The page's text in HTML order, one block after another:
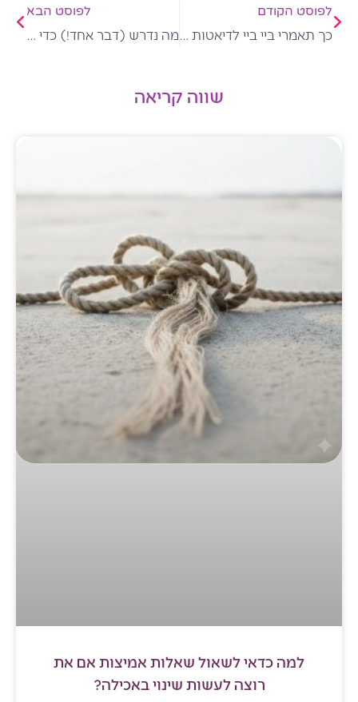
לפוסט הקודם
כך תאמרי ביי ביי לדיאטות – שיטת חופש מאוכל: מהלכה למעשה
לפוסט הבא
מה נדרש (דבר אחד!) כדי להחליף הרגלי אכילה 'אוטומטים' בלתי רצויים – להרגלים מיטיבים?
שווה קריאה
למה כדאי לשאול שאלות אמיצות אם את
רוצה לעשות שינוי באכילה?